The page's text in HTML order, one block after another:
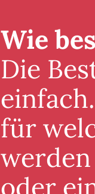
Wie
Die
für
oder